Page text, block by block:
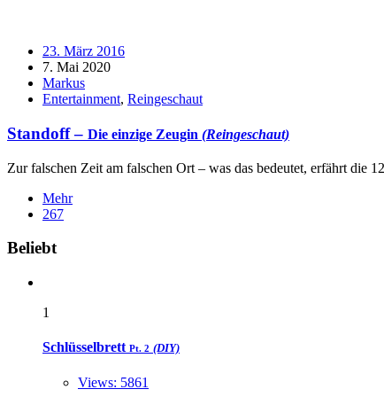
23. März 2016
7. Mai 2020
Markus
Entertainment, Reingeschaut
Standoff – Die einzige Zeugin (Reingeschaut)
Zur falschen Zeit am falschen Ort – was das bedeutet, erfährt die
Mehr
267
Widgets
Beliebt
1
Schlüsselbrett Pt. 2 (DIY)
Views: 5861